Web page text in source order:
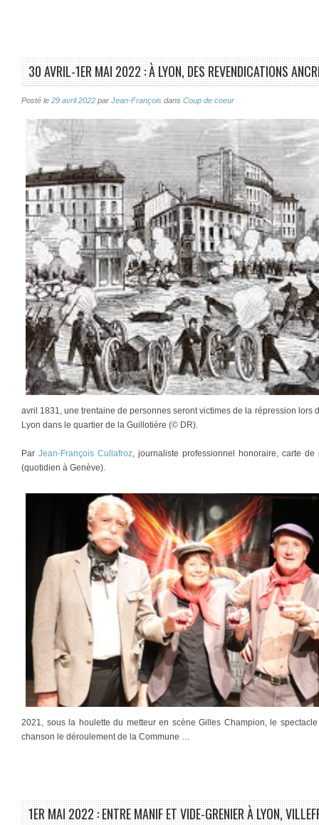
30 AVRIL-1ER MAI 2022 : À LYON, DES REVENDICATIONS
Posté le 29 avril 2022 par Jean-François dans Coup de coeur
avril 1831, une trentaine de personnes seront victimes de la répression lors
Lyon dans le quartier de la Guillotière (© DR).
Par Jean-François Cullafroz, journaliste professionnel honoraire, carte
(quotidien à Genève).
2021, sous la houlette du metteur en scène Gilles Champion, le
chanson le déroulement de la Commune …
1ER MAI 2022 : ENTRE MANIF ET VIDE-GRENIER À LYON,